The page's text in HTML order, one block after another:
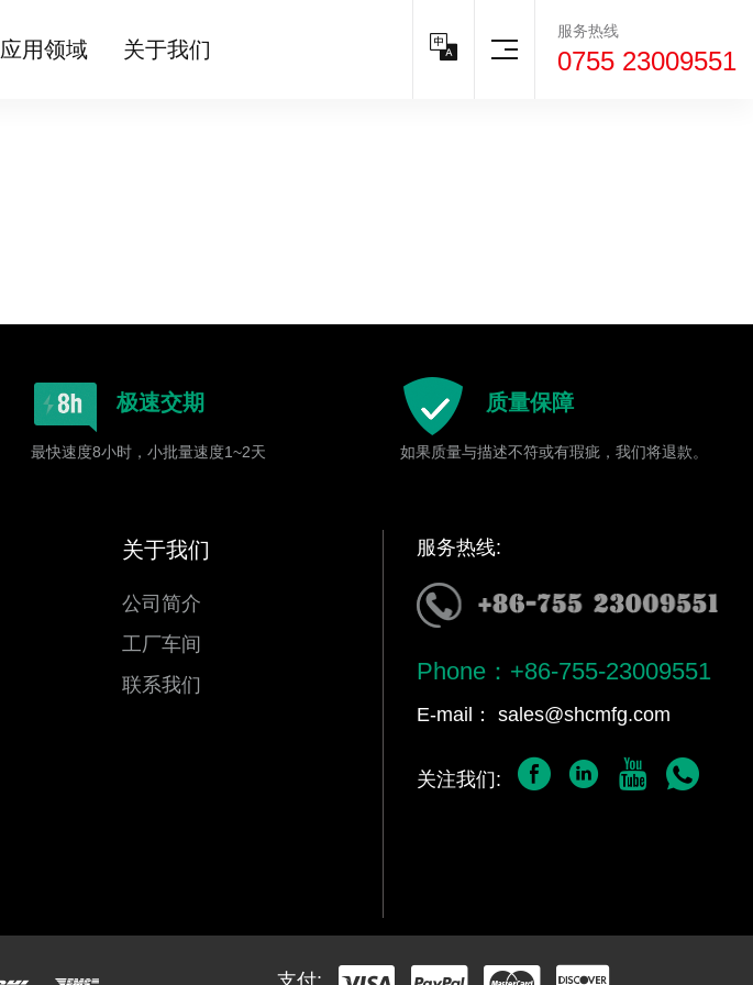
应用领域 关于我们
服务热线
0755 23009551
极速交期
最快速度8小时，小批量速度1~2天
质量保障
如果质量与描述不符或有瑕疵，我们将退款。
关于我们
公司简介
工厂车间
联系我们
服务热线:
Phone： +86-755-23009551
E-mail： sales@shcmfg.com
关注我们: